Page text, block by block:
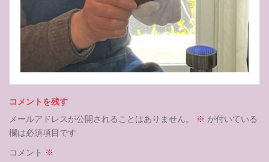
コメントを残す
メールアドレスが公開されることはありません。
※ が付いている
欄は必須項目です
コメント ※